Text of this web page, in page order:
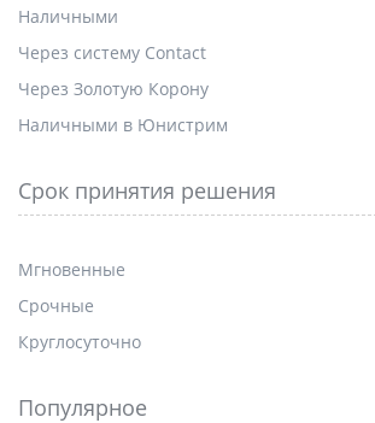
Наличными
Через систему Contact
Через Золотую Корону
Наличными в Юнистрим
Срок принятия решения
Мгновенные
Срочные
Круглосуточно
Популярное